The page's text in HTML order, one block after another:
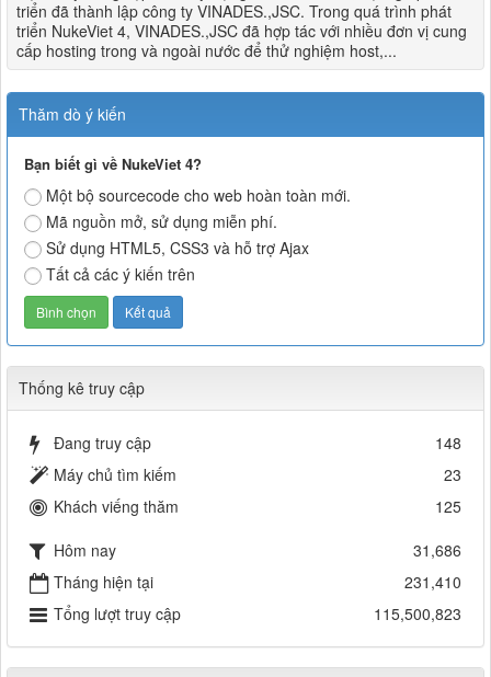
triển đã thành lập công ty VINADES.,JSC. Trong quá trình phát
triển NukeViet 4, VINADES.,JSC đã hợp tác với nhiều đơn vị cung
cấp hosting trong và ngoài nước để thử nghiệm host,...
Thăm dò ý kiến
Bạn biết gì về NukeViet 4?
Một bộ sourcecode cho web hoàn toàn mới.
Mã nguồn mở, sử dụng miễn phí.
Sử dụng HTML5, CSS3 và hỗ trợ Ajax
Tất cả các ý kiến trên
Thống kê truy cập
Đang truy cập
148
Máy chủ tìm kiếm
23
Khách viếng thăm
125
Hôm nay
31,686
Tháng hiện tại
231,410
Tổng lượt truy cập
115,500,823